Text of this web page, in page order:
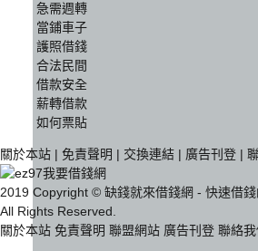
急需週轉
當鋪車子
護照借錢
合法民間
借款安全
薪轉借款
如何票貼
關於本站 | 免責聲明 | 交換連結 | 廣告刊登 |
2019 Copyright © 缺錢就來借錢網 - 快速借
All Rights Reserved.
關於本站 免責聲明 聯盟網站 廣告刊登 聯絡我